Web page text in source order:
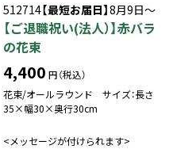
512714【最短お届日】8月9日～
【ご退職祝い(法人）】赤バラ
の花束
4,400 円（税込）
花束/オールラウンド サイズ：長さ
35×幅30×奥行30cm
<メッセージが付けられます>